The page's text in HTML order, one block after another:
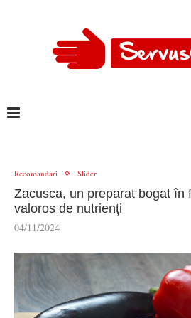
Recomandari Slider
Zacusca, un preparat bogat în
valoros de nutrienți
04/11/2024